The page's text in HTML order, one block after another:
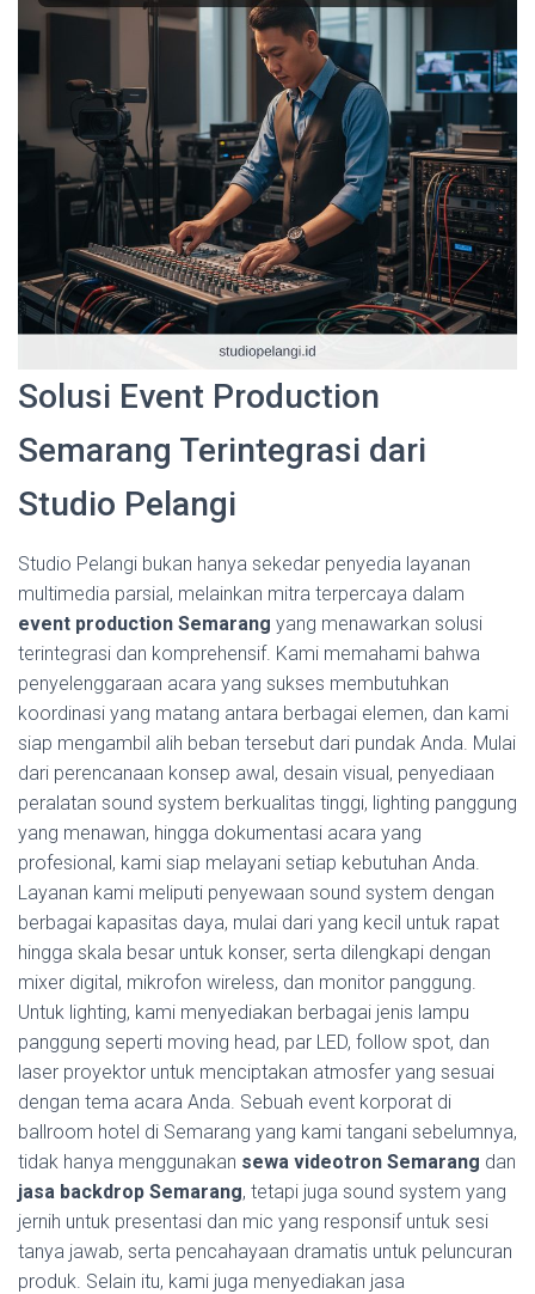
Solusi Event Production
Semarang Terintegrasi dari
Studio Pelangi
Studio Pelangi bukan hanya sekedar penyedia layanan
multimedia parsial, melainkan mitra terpercaya dalam
event production Semarang yang menawarkan solusi
terintegrasi dan komprehensif. Kami memahami bahwa
penyelenggaraan acara yang sukses membutuhkan
koordinasi yang matang antara berbagai elemen, dan kami
siap mengambil alih beban tersebut dari pundak Anda. Mulai
dari perencanaan konsep awal, desain visual, penyediaan
peralatan sound system berkualitas tinggi, lighting panggung
yang menawan, hingga dokumentasi acara yang
profesional, kami siap melayani setiap kebutuhan Anda.
Layanan kami meliputi penyewaan sound system dengan
berbagai kapasitas daya, mulai dari yang kecil untuk rapat
hingga skala besar untuk konser, serta dilengkapi dengan
mixer digital, mikrofon wireless, dan monitor panggung.
Untuk lighting, kami menyediakan berbagai jenis lampu
panggung seperti moving head, par LED, follow spot, dan
laser proyektor untuk menciptakan atmosfer yang sesuai
dengan tema acara Anda. Sebuah event korporat di
ballroom hotel di Semarang yang kami tangani sebelumnya,
tidak hanya menggunakan sewa videotron Semarang dan
jasa backdrop Semarang, tetapi juga sound system yang
jernih untuk presentasi dan mic yang responsif untuk sesi
tanya jawab, serta pencahayaan dramatis untuk peluncuran
produk. Selain itu, kami juga menyediakan jasa